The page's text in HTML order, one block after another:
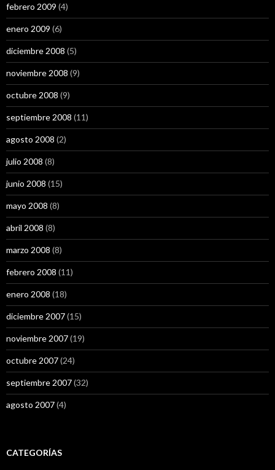
febrero 2009 (4)
enero 2009 (6)
diciembre 2008 (5)
noviembre 2008 (9)
octubre 2008 (9)
septiembre 2008 (11)
agosto 2008 (2)
julio 2008 (8)
junio 2008 (15)
mayo 2008 (8)
abril 2008 (8)
marzo 2008 (8)
febrero 2008 (11)
enero 2008 (18)
diciembre 2007(15)
noviembre 2007(19)
octubre 2007(24)
septiembre 2007(32)
agosto 2007(4)
CATEGORÍAS